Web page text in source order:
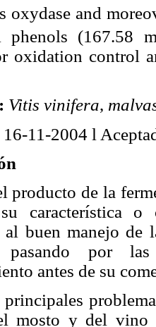
oxydase and
(167.58
oxidation control
Vitis vinifera,
11-2004 l
producto de la
característica o
al buen manejo de
pasando por
antes de su
mosto y del